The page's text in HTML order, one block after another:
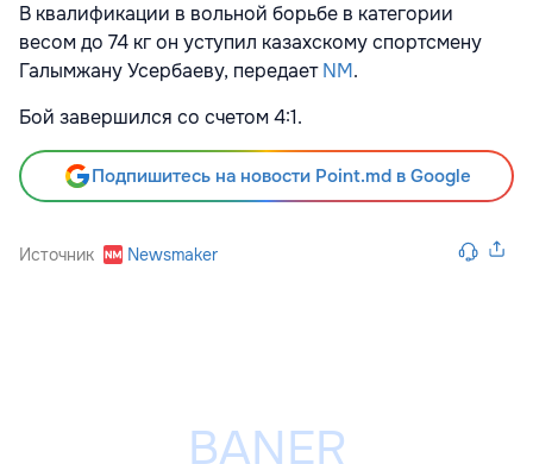
В квалификации в вольной борьбе в категории
весом до 74 кг он уступил казахскому спортсмену
Галымжану Усербаеву, передаетNM.
Бой завершился со счетом 4:1.
Подпишитесь на новости Point.md в Google
Источник Newsmaker